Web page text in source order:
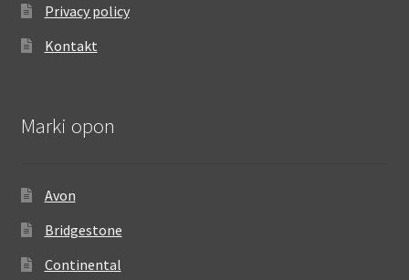
Privacy policy
Kontakt
Marki opon
Avon
Bridgestone
Continental